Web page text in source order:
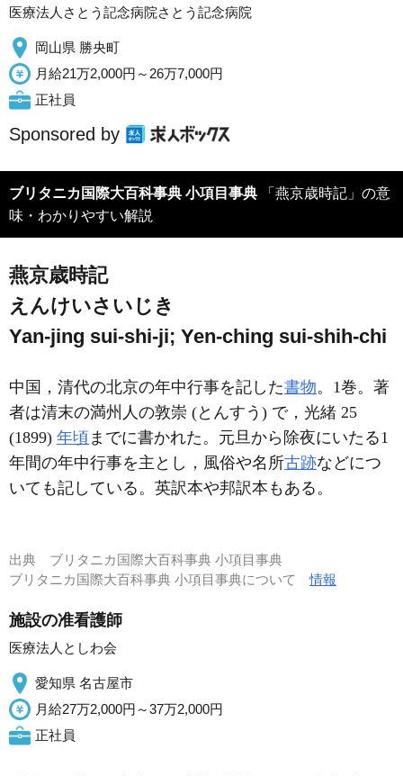
医療法人さとう記念病院さとう記念病院
岡山県 勝央町
月給21万2,000円～26万7,000円
正社員
Sponsored by
ブリタニカ国際大百科事典 小項目事典 「燕京歳時記」の意
味・わかりやすい解説
燕京歳時記
えんけいさいじき
Yan-jing sui-shi-ji; Yen-ching sui-shih-chi
中国，清代の北京の年中行事を記した書物。1巻。著
者は清末の満州人の敦崇 (とんすう) で，光緒 25
(1899) 年頃 までに書かれた。元旦から除夜にいたる1
年間の年中行事を主とし，風俗や名所古跡などにつ
いても記している。英訳本や邦訳本もある。
出典 ブリタニカ国際大百科事典 小項目事典
ブリタニカ国際大百科事典 小項目事典について情報
施設の准看護師
医療法人としわ会
愛知県 名古屋市
月給27万2,000円～37万2,000円
正社員